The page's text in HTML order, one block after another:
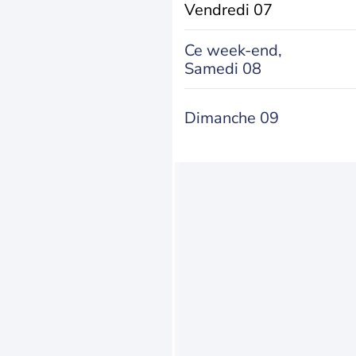
Vendredi 07
Ce week-end,
Samedi 08
Dimanche 09